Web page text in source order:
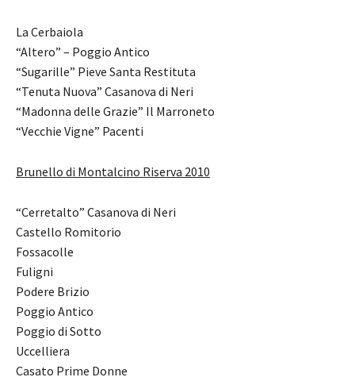
La Cerbaiola
“Altero” – Poggio Antico
“Sugarille” Pieve Santa Restituta
“Tenuta Nuova” Casanova di Neri
“Madonna delle Grazie” Il Marroneto
“Vecchie Vigne” Pacenti
Brunello di Montalcino Riserva 2010
“Cerretalto” Casanova di Neri
Castello Romitorio
Fossacolle
Fuligni
Podere Brizio
Poggio Antico
Poggio di Sotto
Uccelliera
Casato Prime Donne